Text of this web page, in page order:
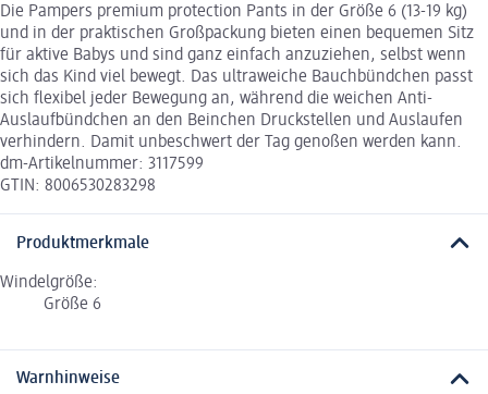
Die Pampers premium protection Pants in der Größe 6 (13-19 kg)
und in der praktischen Großpackung bieten einen bequemen Sitz
für aktive Babys und sind ganz einfach anzuziehen, selbst wenn
sich das Kind viel bewegt. Das ultraweiche Bauchbündchen passt
sich flexibel jeder Bewegung an, während die weichen Anti-
Auslaufbündchen an den Beinchen Druckstellen und Auslaufen
verhindern. Damit unbeschwert der Tag genoßen werden kann.
dm-Artikelnummer: 3117599
GTIN: 8006530283298
Produktmerkmale
Windelgröße:
Größe 6
Warnhinweise